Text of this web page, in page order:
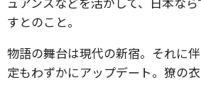
すとのこと。
物語の舞台は現代の新宿。それに
定もわずかにアップデート。獠の